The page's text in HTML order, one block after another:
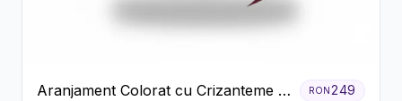
Aranjament Colorat cu Crizanteme în
RON249